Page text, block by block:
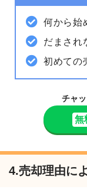
何から始
だまされ
初めての
チャ
無
4.売却理由に